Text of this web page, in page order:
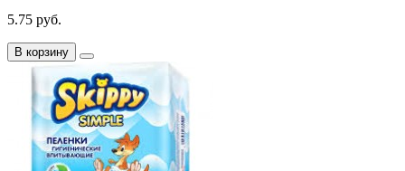
5.75 руб.
В корзину